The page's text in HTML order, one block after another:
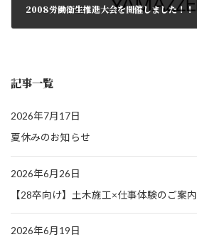
2008労働衛生推進大会を開催しました！！
記事一覧
2026年7月17日
夏休みのお知らせ
2026年6月26日
【28卒向け】土木施工×仕事体験のご案内
2026年6月19日